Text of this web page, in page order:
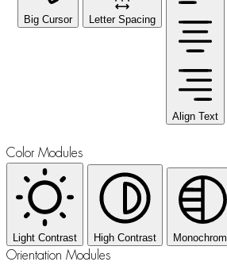
Big Cursor Letter Spacing
Align Text
Color Modules
Light Contrast High Contrast
Orientation Modules